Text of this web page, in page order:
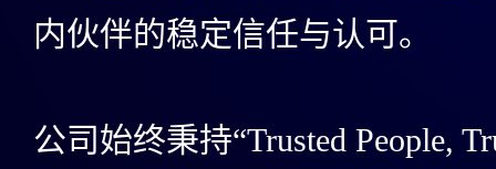
内伙伴的稳定信任与认可。
公司始终秉持“Trusted People,